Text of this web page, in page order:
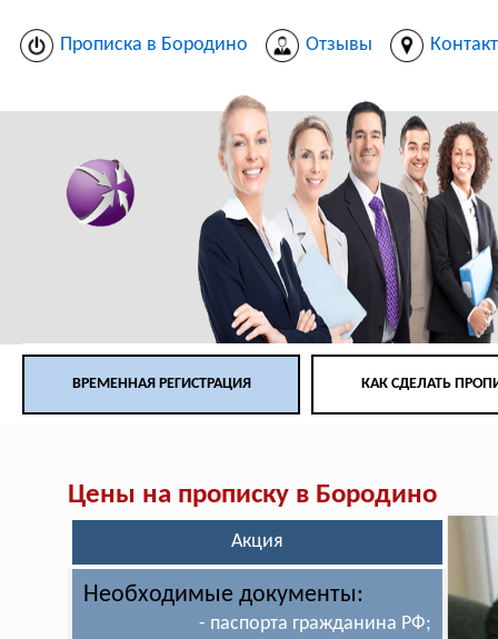
Прописка в Бородино Отзывы
ВРЕМЕННАЯ РЕГИСТРАЦИЯ КАК СДЕЛАТЬ
Цены на прописку в Бородино
Акция
Необходимые документы:
- паспорта гражданина РФ;